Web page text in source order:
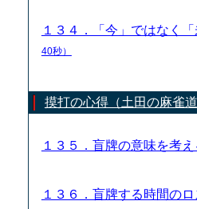
１３４．「今」ではなく
40秒）
摸打の心得（土田の麻雀道
１３５．盲牌の意味を考
１３６．盲牌する時間の